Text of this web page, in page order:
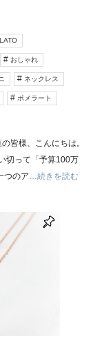
おしゃれ
ネックレス
ポメラート
皆様、こんにちは。
切って「予算100万
つのア…続きを読む